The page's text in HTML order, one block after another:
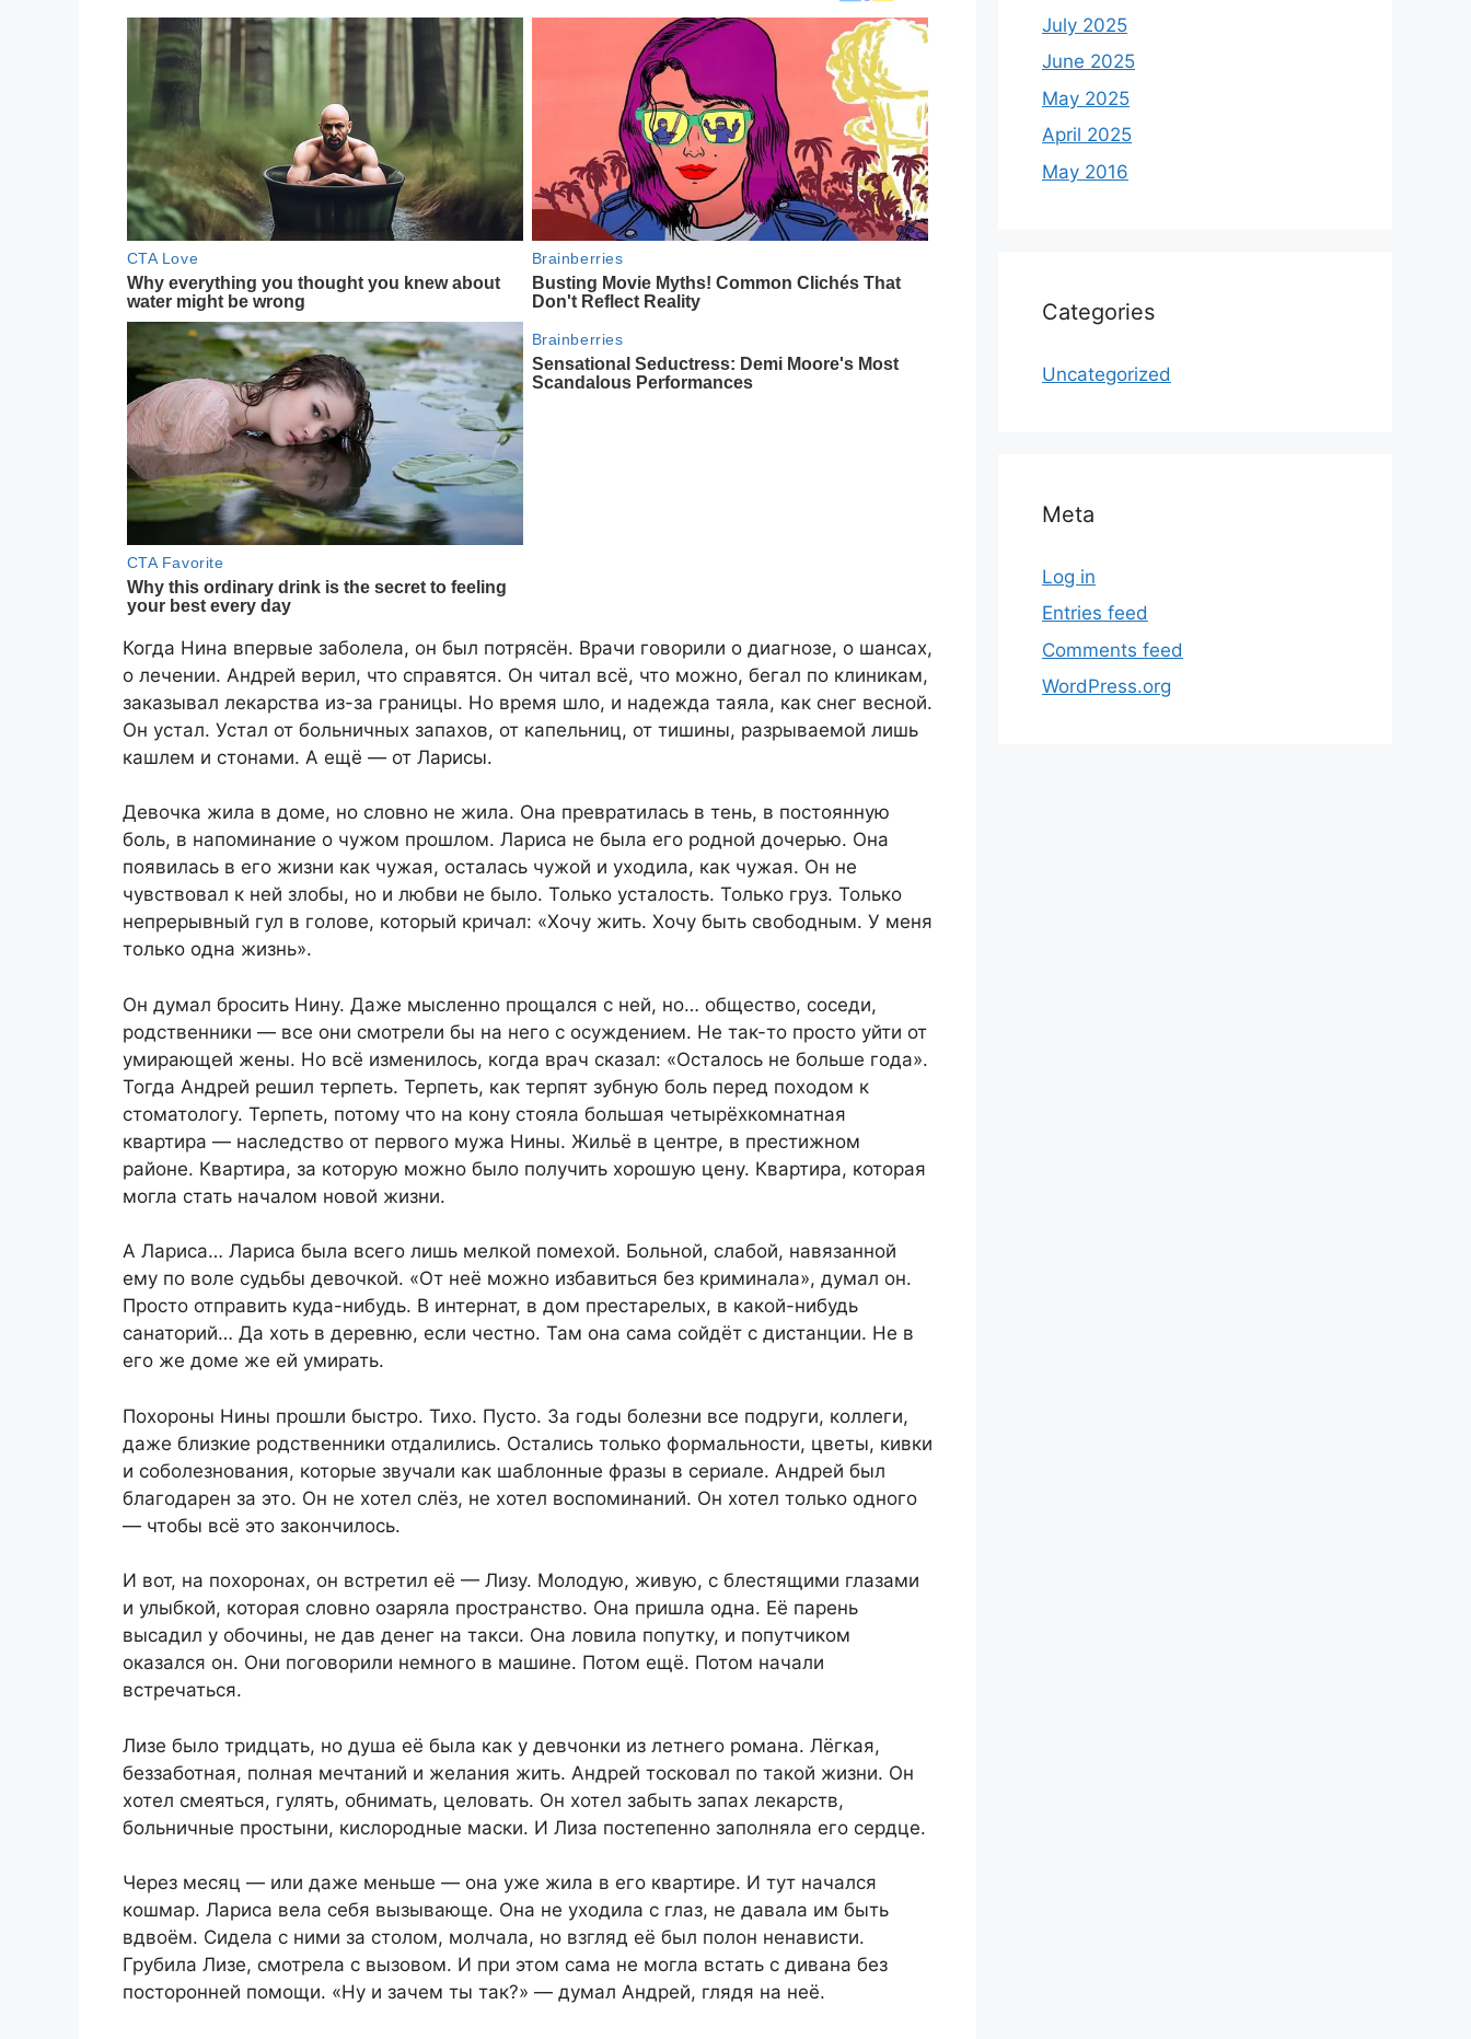
Когда Нина впервые заболела, он был потрясён. Врачи говорили о диагнозе, о шансах,
о лечении. Андрей верил, что справятся. Он читал всё, что можно, бегал по клиникам,
заказывал лекарства из-за границы. Но время шло, и надежда таяла, как снег весной.
Он устал. Устал от больничных запахов, от капельниц, от тишины, разрываемой лишь
кашлем и стонами. А ещё — от Ларисы.
Девочка жила в доме, но словно не жила. Она превратилась в тень, в постоянную
боль, в напоминание о чужом прошлом. Лариса не была его родной дочерью. Она
появилась в его жизни как чужая, осталась чужой и уходила, как чужая. Он не
чувствовал к ней злобы, но и любви не было. Только усталость. Только груз. Только
непрерывный гул в голове, который кричал: «Хочу жить. Хочу быть свободным. У меня
только одна жизнь».
Он думал бросить Нину. Даже мысленно прощался с ней, но… общество, соседи,
родственники — все они смотрели бы на него с осуждением. Не так-то просто уйти от
умирающей жены. Но всё изменилось, когда врач сказал: «Осталось не больше года».
Тогда Андрей решил терпеть. Терпеть, как терпят зубную боль перед походом к
стоматологу. Терпеть, потому что на кону стояла большая четырёхкомнатная
квартира — наследство от первого мужа Нины. Жильё в центре, в престижном
районе. Квартира, за которую можно было получить хорошую цену. Квартира, которая
могла стать началом новой жизни.
А Лариса… Лариса была всего лишь мелкой помехой. Больной, слабой, навязанной
ему по воле судьбы девочкой. «От неё можно избавиться без криминала», думал он.
Просто отправить куда-нибудь. В интернат, в дом престарелых, в какой-нибудь
санаторий… Да хоть в деревню, если честно. Там она сама сойдёт с дистанции. Не в
его же доме же ей умирать.
Похороны Нины прошли быстро. Тихо. Пусто. За годы болезни все подруги, коллеги,
даже близкие родственники отдалились. Остались только формальности, цветы, кивки
и соболезнования, которые звучали как шаблонные фразы в сериале. Андрей был
благодарен за это. Он не хотел слёз, не хотел воспоминаний. Он хотел только одного
— чтобы всё это закончилось.
И вот, на похоронах, он встретил её — Лизу. Молодую, живую, с блестящими глазами
и улыбкой, которая словно озаряла пространство. Она пришла одна. Её парень
высадил у обочины, не дав денег на такси. Она ловила попутку, и попутчиком
оказался он. Они поговорили немного в машине. Потом ещё. Потом начали
встречаться.
Лизе было тридцать, но душа её была как у девчонки из летнего романа. Лёгкая,
беззаботная, полная мечтаний и желания жить. Андрей тосковал по такой жизни. Он
хотел смеяться, гулять, обнимать, целовать. Он хотел забыть запах лекарств,
больничные простыни, кислородные маски. И Лиза постепенно заполняла его сердце.
Через месяц — или даже меньше — она уже жила в его квартире. И тут начался
кошмар. Лариса вела себя вызывающе. Она не уходила с глаз, не давала им быть
вдвоём. Сидела с ними за столом, молчала, но взгляд её был полон ненависти.
Грубила Лизе, смотрела с вызовом. И при этом сама не могла встать с дивана без
посторонней помощи. «Ну и зачем ты так?» — думал Андрей, глядя на неё.
July 2025
June 2025
May 2025
April 2025
May 2016
Categories
Uncategorized
Meta
Log in
Entries feed
Comments feed
WordPress.org